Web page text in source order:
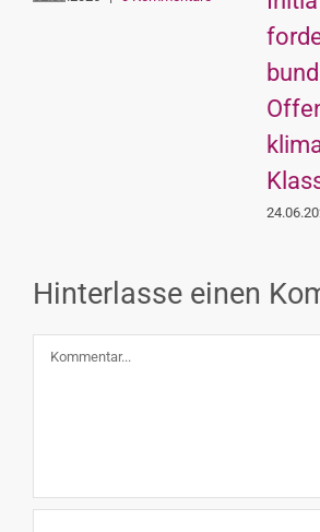
Hinterlasse einen
Kommentar